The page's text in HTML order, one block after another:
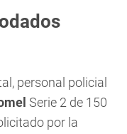
personal policial
Serie 2 de 150
por la